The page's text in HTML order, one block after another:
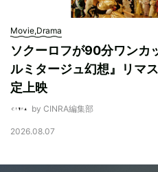
Movie,Drama
ソクーロフが90分ワンカ
ルミタージュ幻想』リマ
定上映
by CINRA編集部
2026.08.07